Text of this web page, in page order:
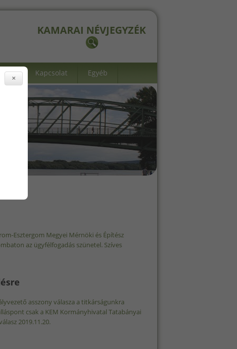
KAMARAI NÉVJEGYZÉK
Kapcsolat Egyéb
Esztergom Megyei Mérnöki és Építész
az ügyfélfogadás szünetel. Szíves
TARTALOMMAL KAPCSOLATOSAN
asszony válasza a titkárságunkra
csak a KEM Kormányhivatal Tatabányai
2019.11.20.
KÉRDÉSRE TARTALOMMAL KAPCSOLATOSAN
×